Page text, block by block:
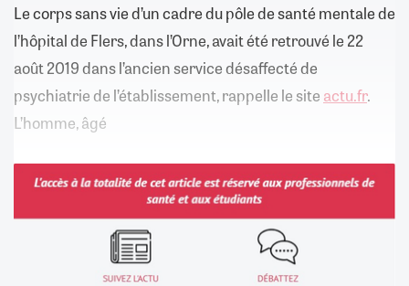
Le corps sans vie d’un cadre du pôle de santé mentale de
l’hôpital de Flers, dans l’Orne, avait été retrouvé le 22
août 2019 dans l’ancien service désaffecté de
psychiatrie de l’établissement, rappelle le site actu.fr.
L’homme, âgé